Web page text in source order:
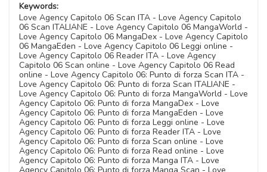
Keywords:
Love Agency Capitolo 06 Scan ITA - Love Agency Capitolo
06 Scan ITALIANE - Love Agency Capitolo 06 MangaWorld -
Love Agency Capitolo 06 MangaDex - Love Agency Capitolo
06 MangaEden - Love Agency Capitolo 06 Leggi online -
Love Agency Capitolo 06 Reader ITA - Love Agency
Capitolo 06 Scan online - Love Agency Capitolo 06 Read
online - Love Agency Capitolo 06: Punto di forza Scan ITA -
Love Agency Capitolo 06: Punto di forza Scan ITALIANE -
Love Agency Capitolo 06: Punto di forza MangaWorld - Love
Agency Capitolo 06: Punto di forza MangaDex - Love
Agency Capitolo 06: Punto di forza MangaEden - Love
Agency Capitolo 06: Punto di forza Leggi online - Love
Agency Capitolo 06: Punto di forza Reader ITA - Love
Agency Capitolo 06: Punto di forza Scan online - Love
Agency Capitolo 06: Punto di forza Read online - Love
Agency Capitolo 06: Punto di forza Manga ITA - Love